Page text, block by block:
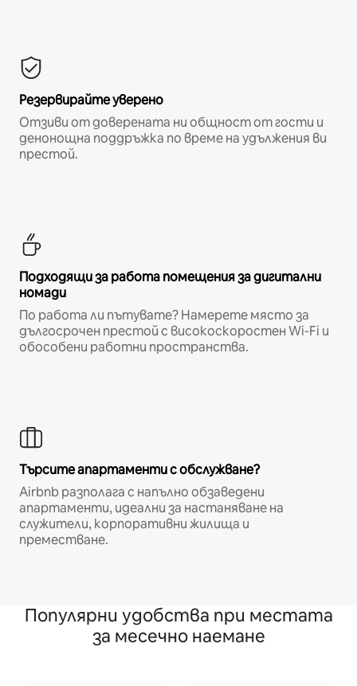
Резервирайте уверено
Отзиви от доверената ни общност от гости и
денонощна поддръжка по време на удължения ви
престой.
Подходящи за работа помещения за дигитални
номади
По работа ли пътувате? Намерете място за
дългосрочен престой с високоскоростен Wi-Fi и
обособени работни пространства.
Търсите апартаменти с обслужване?
Airbnb разполага с напълно обзаведени
апартаменти, идеални за настаняване на
служители, корпоративни жилища и
преместване.
Популярни удобства при местата
за месечно наемане